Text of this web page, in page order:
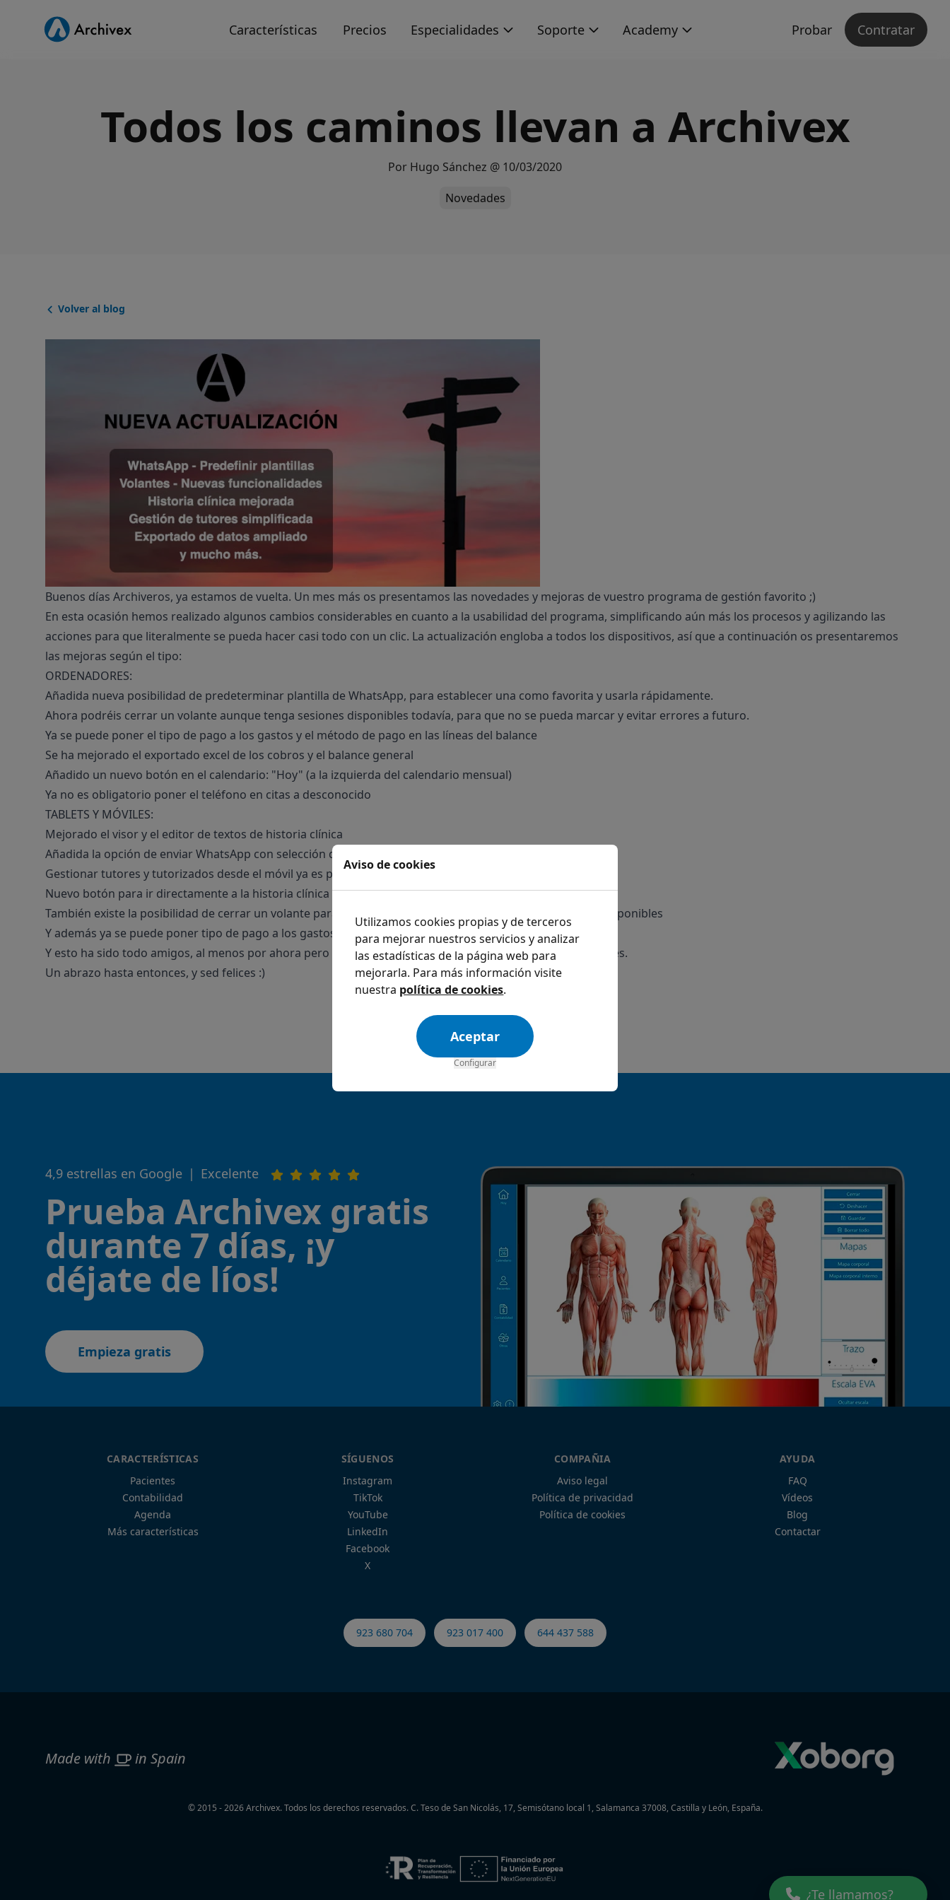
Características Precios Especialidades Soporte Academy Probar Contratar
Todos los caminos llevan a Archivex
Por Hugo Sánchez @ 10/03/2020
Novedades
Volver al blog
Buenos días Archiveros, ya estamos de vuelta. Un mes más os presentamos las novedades y mejoras de vuestro programa de gestión favorito ;)
En esta ocasión hemos realizado algunos cambios considerables en cuanto a la usabilidad del programa, simplificando aún más los procesos y agilizando las
acciones para que literalmente se pueda hacer casi todo con un clic. La actualización engloba a todos los dispositivos, así que a continuación os presentaremos
las mejoras según el tipo:
ORDENADORES:
Añadida nueva posibilidad de predeterminar plantilla de WhatsApp, para establecer una como favorita y usarla rápidamente.
Ahora podréis cerrar un volante aunque tenga sesiones disponibles todavía, para que no se pueda marcar y evitar errores a futuro.
Ya se puede poner el tipo de pago a los gastos y el método de pago en las líneas del balance
Se ha mejorado el exportado excel de los cobros y el balance general
Añadido un nuevo botón en el calendario: "Hoy" (a la izquierda del calendario mensual)
Ya no es obligatorio poner el teléfono en citas a desconocido
TABLETS Y MÓVILES:
Mejorado el visor y el editor de textos de historia clínica
Añadida la opción de enviar WhatsApp con selección de plantilla desde el calendario
Gestionar tutores y tutorizados desde el móvil ya es posible
Nuevo botón para ir directamente a la historia clínica desde la cita al igual que en el ordenador
También existe la posibilidad de cerrar un volante para que no se pueda marcar aunque tenga sesiones disponibles
Y además ya se puede poner tipo de pago a los gastos
Y esto ha sido todo amigos, al menos por ahora pero volveremos más pronto que tarde con más novedades.
Un abrazo hasta entonces, y sed felices :)
4,9 estrellas en Google | Excelente
Prueba Archivex gratis
durante 7 días, ¡y
déjate de líos!
Empieza gratis
CARACTERÍSTICAS
Pacientes
Contabilidad
Agenda
Más características
SÍGUENOS
Instagram
TikTok
YouTube
LinkedIn
Facebook
X
COMPAÑIA
Aviso legal
Política de privacidad
Política de cookies
AYUDA
FAQ
Vídeos
Blog
Contactar
923 680 704 923 017 400 644 437 588
Made with in Spain
© 2015 - 2026 Archivex. Todos los derechos reservados.C. Teso de San Nicolás, 17, Semisótano local 1, Salamanca 37008, Castilla y León, España.
¿Te llamamos?
Aviso de cookies
Utilizamos cookies propias y de terceros
para mejorar nuestros servicios y analizar
las estadísticas de la página web para
mejorarla. Para más información visite
nuestra política de cookies.
Aceptar
Configurar